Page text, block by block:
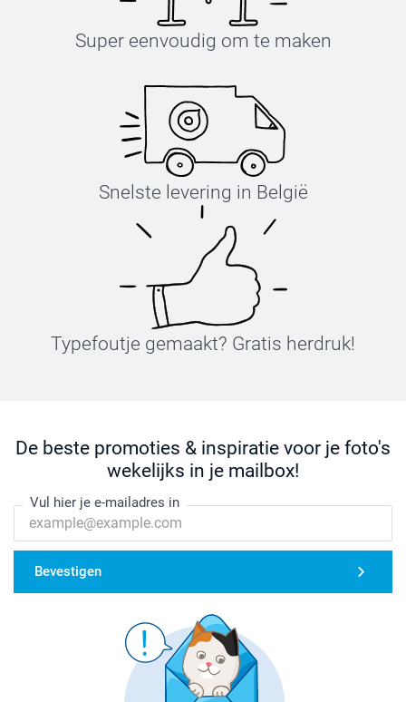
Super eenvoudig om te maken
Snelste levering in België
Typefoutje gemaakt? Gratis herdruk!
De beste promoties & inspiratie voor je foto's
wekelijks in je mailbox!
Vul hier je e-mailadres in
Bevestigen